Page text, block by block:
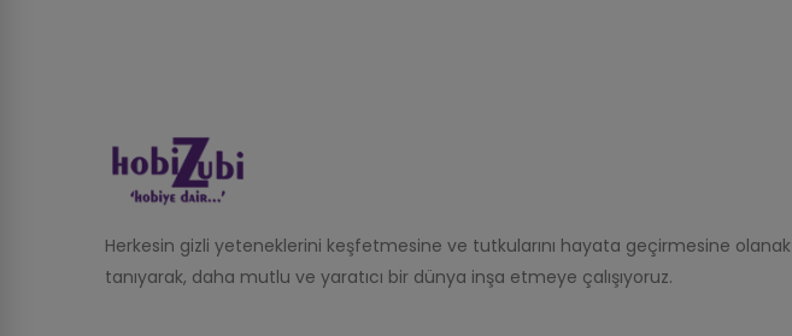
Herkesin gizli yeteneklerini keşfetmesine ve tutkularını hayata geçirmesine olanak
tanıyarak, daha mutlu ve yaratıcı bir dünya inşa etmeye çalışıyoruz.